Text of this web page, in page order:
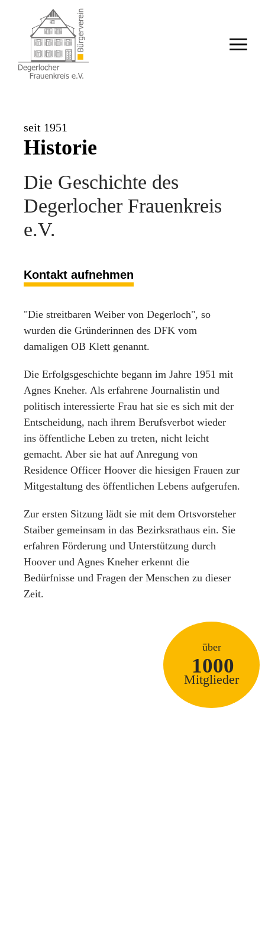
seit 1951
Historie
Die Geschichte des
Degerlocher Frauenkreis
e.V.
Kontakt aufnehmen
"Die streitbaren Weiber von Degerloch", so
wurden die Gründerinnen des DFK vom
damaligen OB Klett genannt.
Die Erfolgsgeschichte begann im Jahre 1951 mit
Agnes Kneher. Als erfahrene Journalistin und
politisch interessierte Frau hat sie es sich mit der
Entscheidung, nach ihrem Berufsverbot wieder
ins öffentliche Leben zu treten, nicht leicht
gemacht. Aber sie hat auf Anregung von
Residence Officer Hoover die hiesigen Frauen zur
Mitgestaltung des öffentlichen Lebens aufgerufen.
Zur ersten Sitzung lädt sie mit dem Ortsvorsteher
Staiber gemeinsam in das Bezirksrathaus ein. Sie
erfahren Förderung und Unterstützung durch
Hoover und Agnes Kneher erkennt die
Bedürfnisse und Fragen der Menschen zu dieser
Zeit.
über
1000
Mitglieder